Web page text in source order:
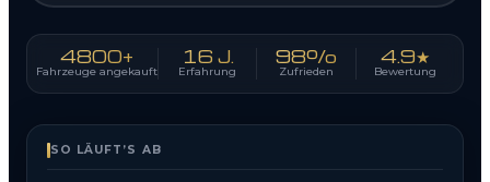
4800+
Fahrzeuge angekauft
16 J.
Erfahrung
98%
Zufrieden
4.9★
Bewertung
SO LÄUFT’S AB